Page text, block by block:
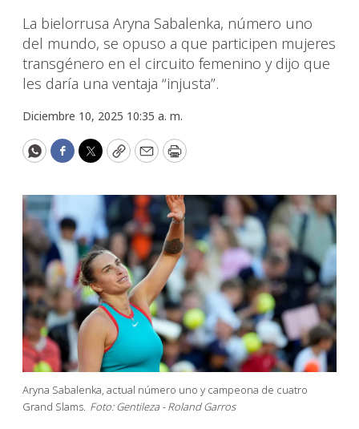
La bielorrusa Aryna Sabalenka, número uno
del mundo, se opuso a que participen mujeres
transgénero en el circuito femenino y dijo que
les daría una ventaja “injusta”.
Diciembre 10, 2025 10:35 a. m.
WhatsApp
Facebook
Twitter
CopyEmailPrint
Aryna Sabalenka, actual número uno y campeona de cuatro
Grand Slams. Foto: Gentileza - Roland Garros